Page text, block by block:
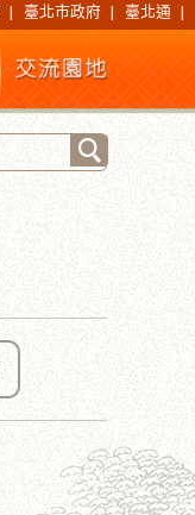
臺北市政府 臺北通